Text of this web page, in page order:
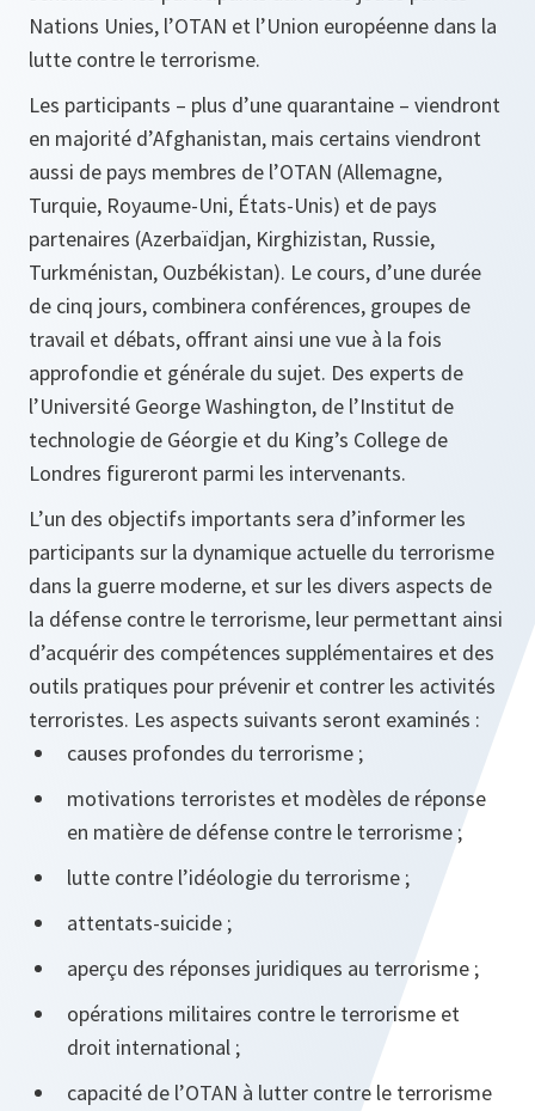
Nations Unies, l’OTAN et l’Union européenne dans la
lutte contre le terrorisme.
Les participants – plus d’une quarantaine – viendront
en majorité d’Afghanistan, mais certains viendront
aussi de pays membres de l’OTAN (Allemagne,
Turquie, Royaume‑Uni, États‑Unis) et de pays
partenaires (Azerbaïdjan, Kirghizistan, Russie,
Turkménistan, Ouzbékistan). Le cours, d’une durée
de cinq jours, combinera conférences, groupes de
travail et débats, offrant ainsi une vue à la fois
approfondie et générale du sujet. Des experts de
l’Université George Washington, de l’Institut de
technologie de Géorgie et du King’s College de
Londres figureront parmi les intervenants.
L’un des objectifs importants sera d’informer les
participants sur la dynamique actuelle du terrorisme
dans la guerre moderne, et sur les divers aspects de
la défense contre le terrorisme, leur permettant ainsi
d’acquérir des compétences supplémentaires et des
outils pratiques pour prévenir et contrer les activités
terroristes. Les aspects suivants seront examinés :
causes profondes du terrorisme ;
motivations terroristes et modèles de réponse
en matière de défense contre le terrorisme ;
lutte contre l’idéologie du terrorisme ;
attentats-suicide ;
aperçu des réponses juridiques au terrorisme ;
opérations militaires contre le terrorisme et
droit international ;
capacité de l’OTAN à lutter contre le terrorisme